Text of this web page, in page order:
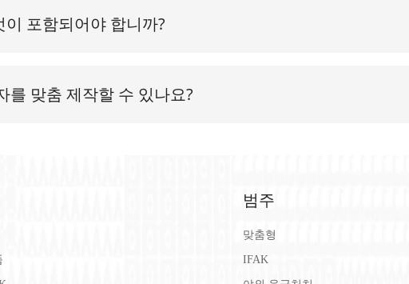
.
용됩니다.
하는 데 사용됩니다.
동안 체온을 유지하기 위한 것입니다.
민제와 같은 알레르기 약, 가족의 건강 요구 사항과 관련될 수 있는 기
료된 제품이 있는지 정기적으로 확인하고 필요에 따라 소모품을 보충
포함되어야 합니까?
를 맞춤 제작할 수 있나요?
범주
맞춤형
IFAK